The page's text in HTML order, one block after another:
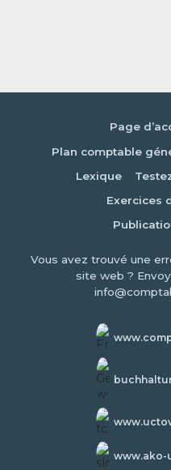
Page
Plan comptable
Lexique
Exercices
Vous avez trouvé une
site web ?
www.ako-